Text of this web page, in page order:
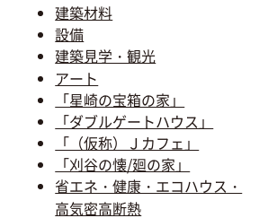
建築材料
設備
建築見学・観光
アート
「星崎の宝箱の家」
「ダブルゲートハウス」
「（仮称）Ｊカフェ」
「刈谷の懐/廻の家」
省エネ・健康・エコハウス・
高気密高断熱